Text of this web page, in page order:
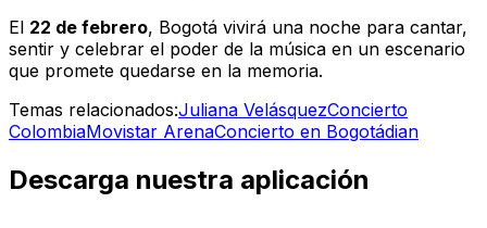
El 22 de febrero, Bogotá vivirá una noche para cantar,
sentir y celebrar el poder de la música en un escenario
que promete quedarse en la memoria.
Temas relacionados:Juliana VelásquezConcierto
ColombiaMovistar ArenaConcierto en Bogotádian
Descarga nuestra aplicación